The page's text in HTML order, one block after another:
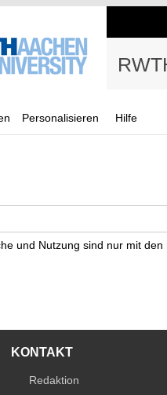
Personalisieren Hilfe
und Nutzung sind nur mit
KONTAKT
Redaktion